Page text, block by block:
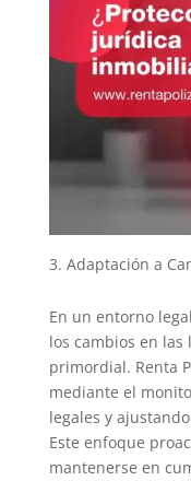
Adaptación a
En un entorno
los cambios en las
primordial. Renta
mediante el
legales y
Este enfoque
mantenerse en